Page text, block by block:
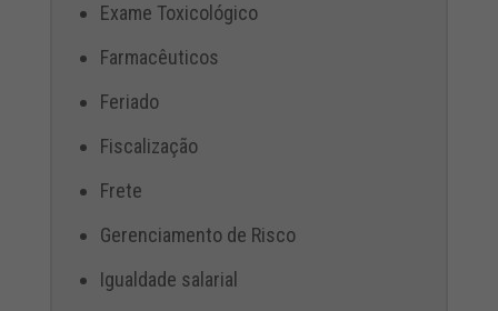
Exame Toxicológico
Farmacêuticos
Feriado
Fiscalização
Frete
Gerenciamento de Risco
Igualdade salarial